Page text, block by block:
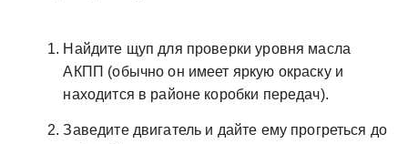
Найдите щуп для проверки уровня масла
АКПП (обычно он имеет яркую окраску и
находится в районе коробки передач).
Заведите двигатель и дайте ему прогреться до